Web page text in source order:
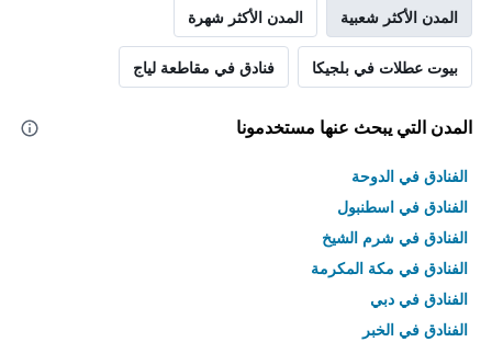
المدن الأكثر شعبية المدن الأكثر شهرة
بيوت عطلات في بلجيكا فنادق في مقاطعة لياج
المدن التي يبحث عنها مستخدمونا
الفنادق في الدوحة
الفنادق في اسطنبول
الفنادق في شرم الشيخ
الفنادق في مكة المكرمة
الفنادق في دبي
الفنادق في الخبر